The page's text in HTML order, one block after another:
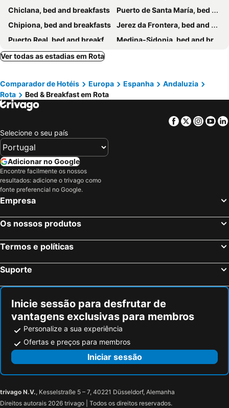
Chiclana, bed and breakfasts
Puerto de Santa María, bed and breakfasts
Chipiona, bed and breakfasts
Jerez da Frontera, bed and breakfasts
Puerto Real, bed and breakfasts
Medina-Sidonia, bed and breakfasts
Novo Sancti Petri, bed and breakfasts
Ver todas as estadias em Rota
Comparador de Hotéis Europa Espanha
Andaluzia
Rota
Bed & Breakfast em Rota
Facebook
Twitter
Selecione o seu país
Adicionar no Google
Encontre facilmente os nossos
resultados: adicione o trivago como
fonte preferencial no Google.
Empresa
Os nossos produtos
Termos e políticas
Suporte
Inicie sessão para desfrutar de
vantagens exclusivas para membros
Personalize a sua experiência
Ofertas e preços para membros
Iniciar sessão
trivago N.V., Kesselstraße 5 – 7, 40221 Düsseldorf, Alemanha
Direitos autorais 2026 trivago | Todos os direitos reservados.